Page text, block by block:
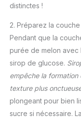
distinctes !
2. Préparez la
Pendant que la
purée de melon avec
sirop de glucose.
empêche la
texture plus
plongeant pour bien
sucre si nécessaire.